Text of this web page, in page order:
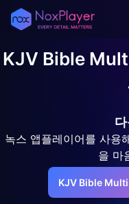
KJV Bible
녹스 앱플레이어를 사용
을 마
KJV Bible Multi